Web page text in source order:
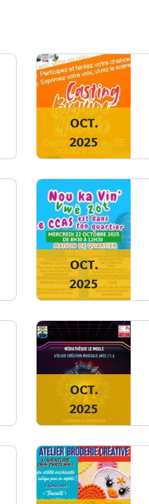
OCT.
2025
OCT.
2025
OCT.
2025